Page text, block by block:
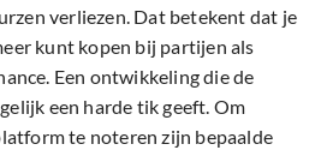
verliezen. Dat betekent dat je
kunt kopen bij partijen als
Een ontwikkeling die de
een harde tik geeft. Om
te noteren zijn bepaalde